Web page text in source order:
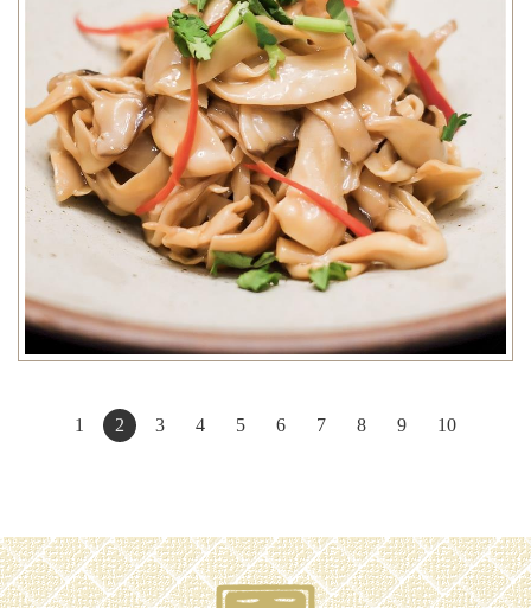
1 2 3 4 5 6 7 8 9 10